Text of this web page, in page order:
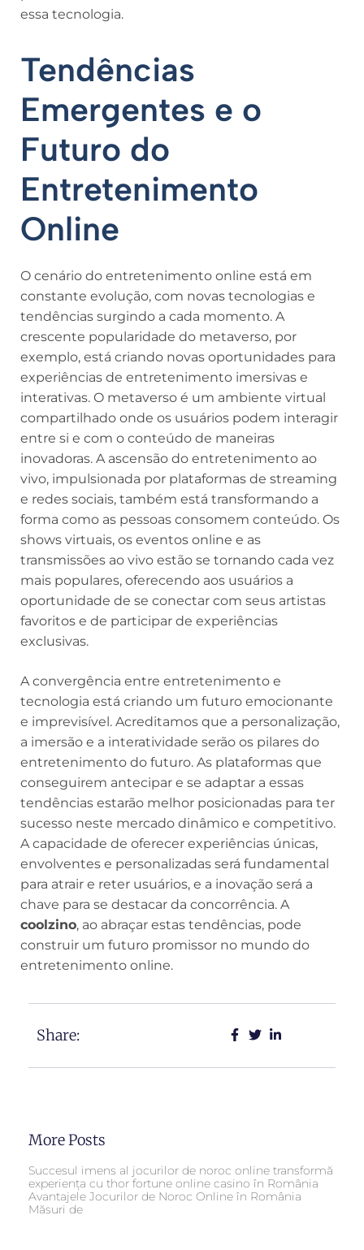
essa tecnologia.
Tendências
Emergentes e o
Futuro do
Entretenimento
Online
O cenário do entretenimento online está em
constante evolução, com novas tecnologias e
tendências surgindo a cada momento. A
crescente popularidade do metaverso, por
exemplo, está criando novas oportunidades para
experiências de entretenimento imersivas e
interativas. O metaverso é um ambiente virtual
compartilhado onde os usuários podem interagir
entre si e com o conteúdo de maneiras
inovadoras. A ascensão do entretenimento ao
vivo, impulsionada por plataformas de streaming
e redes sociais, também está transformando a
forma como as pessoas consomem conteúdo. Os
shows virtuais, os eventos online e as
transmissões ao vivo estão se tornando cada vez
mais populares, oferecendo aos usuários a
oportunidade de se conectar com seus artistas
favoritos e de participar de experiências
exclusivas.
A convergência entre entretenimento e
tecnologia está criando um futuro emocionante
e imprevisível. Acreditamos que a personalização,
a imersão e a interatividade serão os pilares do
entretenimento do futuro. As plataformas que
conseguirem antecipar e se adaptar a essas
tendências estarão melhor posicionadas para ter
sucesso neste mercado dinâmico e competitivo.
A capacidade de oferecer experiências únicas,
envolventes e personalizadas será fundamental
para atrair e reter usuários, e a inovação será a
chave para se destacar da concorrência. A
coolzino, ao abraçar estas tendências, pode
construir um futuro promissor no mundo do
entretenimento online.
Share:
More Posts
Succesul imens al jocurilor de noroc online transformă
experiența cu thor fortune online casino în România
Avantajele Jocurilor de Noroc Online în România
Măsuri de